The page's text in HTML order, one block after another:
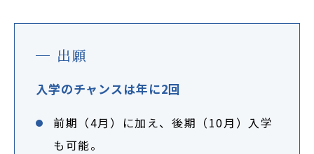
出願
入学のチャンスは年に2回
前期（4月）に加え、後期（10月）入学
も可能。